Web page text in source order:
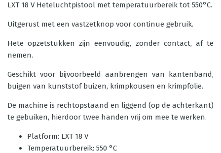
LXT 18 V Heteluchtpistool met temperatuurbereik tot 550°C.
Uitgerust met een vastzetknop voor continue gebruik.
Hete opzetstukken zijn eenvoudig, zonder contact, af te
nemen.
Geschikt voor bijvoorbeeld aanbrengen van kantenband,
buigen van kunststof buizen, krimpkousen en krimpfolie.
De machine is rechtopstaand en liggend (op de achterkant)
te gebuiken, hierdoor twee handen vrij om mee te werken.
Platform: LXT 18 V
Temperatuurbereik: 550 °C